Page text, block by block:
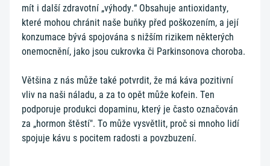
mít i další zdravotní „výhody.“ Obsahuje antioxidanty,
které mohou chránit naše buňky před poškozením, a její
konzumace bývá spojována s nižším rizikem některých
onemocnění, jako jsou cukrovka či Parkinsonova choroba.
Většina z nás může také potvrdit, že má káva pozitivní
vliv na naši náladu, a za to opět může kofein. Ten
podporuje produkci dopaminu, který je často označován
za „hormon štěstí". To může vysvětlit, proč si mnoho lidí
spojuje kávu s pocitem radosti a povzbuzení.